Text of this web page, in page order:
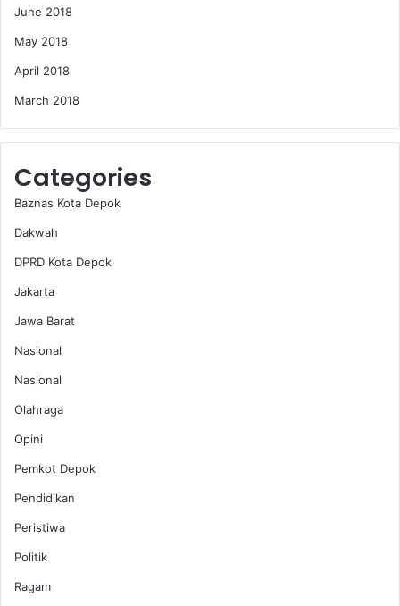
June 2018
May 2018
April 2018
March 2018
Categories
Baznas Kota Depok
Dakwah
DPRD Kota Depok
Jakarta
Jawa Barat
Nasional
Nasional
Olahraga
Opini
Pemkot Depok
Pendidikan
Peristiwa
Politik
Ragam